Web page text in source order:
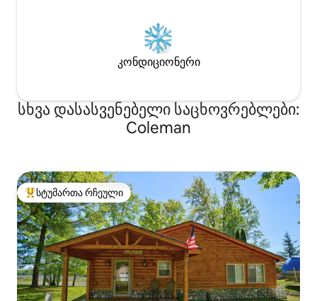
კონდიციონერი
სხვა დასასვენებელი საცხოვრებლები:
Coleman
სტუმართა რჩეული მოწინავე ვარიანტი
სტუმართა რჩეული